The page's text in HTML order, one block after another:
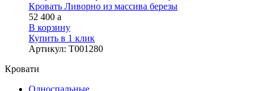
Кровать Ливорно из массива березы
52 400 a
В корзину
Купить в 1 клик
Артикул: Т001280
Кровати
Односпальные